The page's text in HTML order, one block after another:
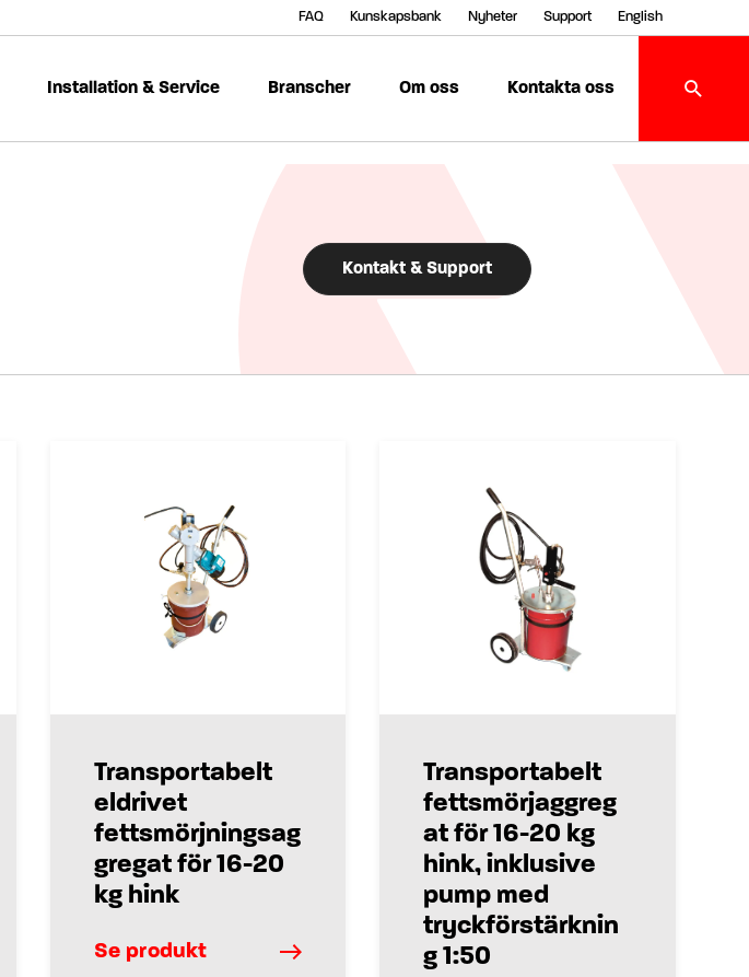
FAQ Kunskapsbank Nyheter Support English
Installation & Service Branscher Om oss Kontakta oss
Kontakt & Support
Transportabelt
eldrivet
fettsmörjningsag
gregat för 16-20
kg hink
Se produkt
Transportabelt
fettsmörjaggreg
at för 16-20 kg
hink, inklusive
pump med
tryckförstärknin
g 1:50